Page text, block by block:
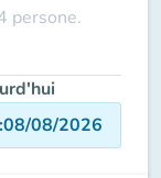
persone.
:08/08/2026